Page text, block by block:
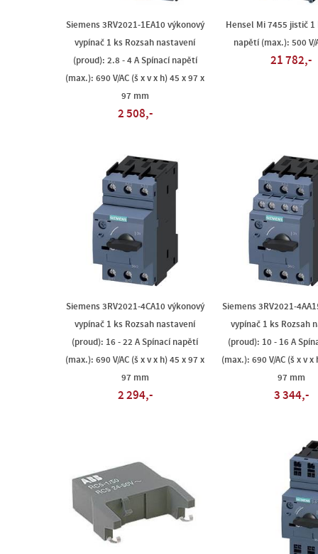
Siemens 3RV2021-1EA10 výkonový
vypínač 1 ks Rozsah nastavení
(proud): 2.8 - 4 A Spínací napětí
(max.): 690 V/AC (š x v x h) 45 x 97 x
97 mm
2 508,-
Hensel Mi 7455 jistič 1
napětí (max.): 500 V/
21 782,-
Siemens 3RV2021-4CA10 výkonový
vypínač 1 ks Rozsah nastavení
(proud): 16 - 22 A Spínací napětí
(max.): 690 V/AC (š x v x h) 45 x 97 x
97 mm
2 294,-
Siemens 3RV2021-
vypínač 1 ks Rozsah
(proud): 10 - 16 A
(max.): 690 V/AC (š x v x
97 mm
3 344,-